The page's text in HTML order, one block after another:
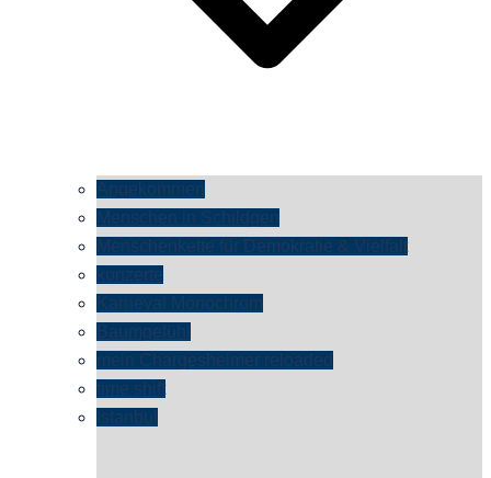
Angekommen
Menschen in Schildgen
Menschenkette für Demokratie & Vielfalt
konzerte
Karneval Monochrom
Baumgefühl
mein Chargesheimer reloaded
time shift
Istanbul